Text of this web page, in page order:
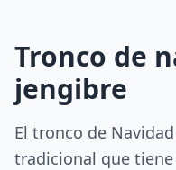
Tronco de
jengibre
El tronco de
tradicional que